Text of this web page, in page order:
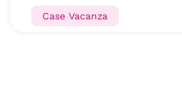
Case Vacanza